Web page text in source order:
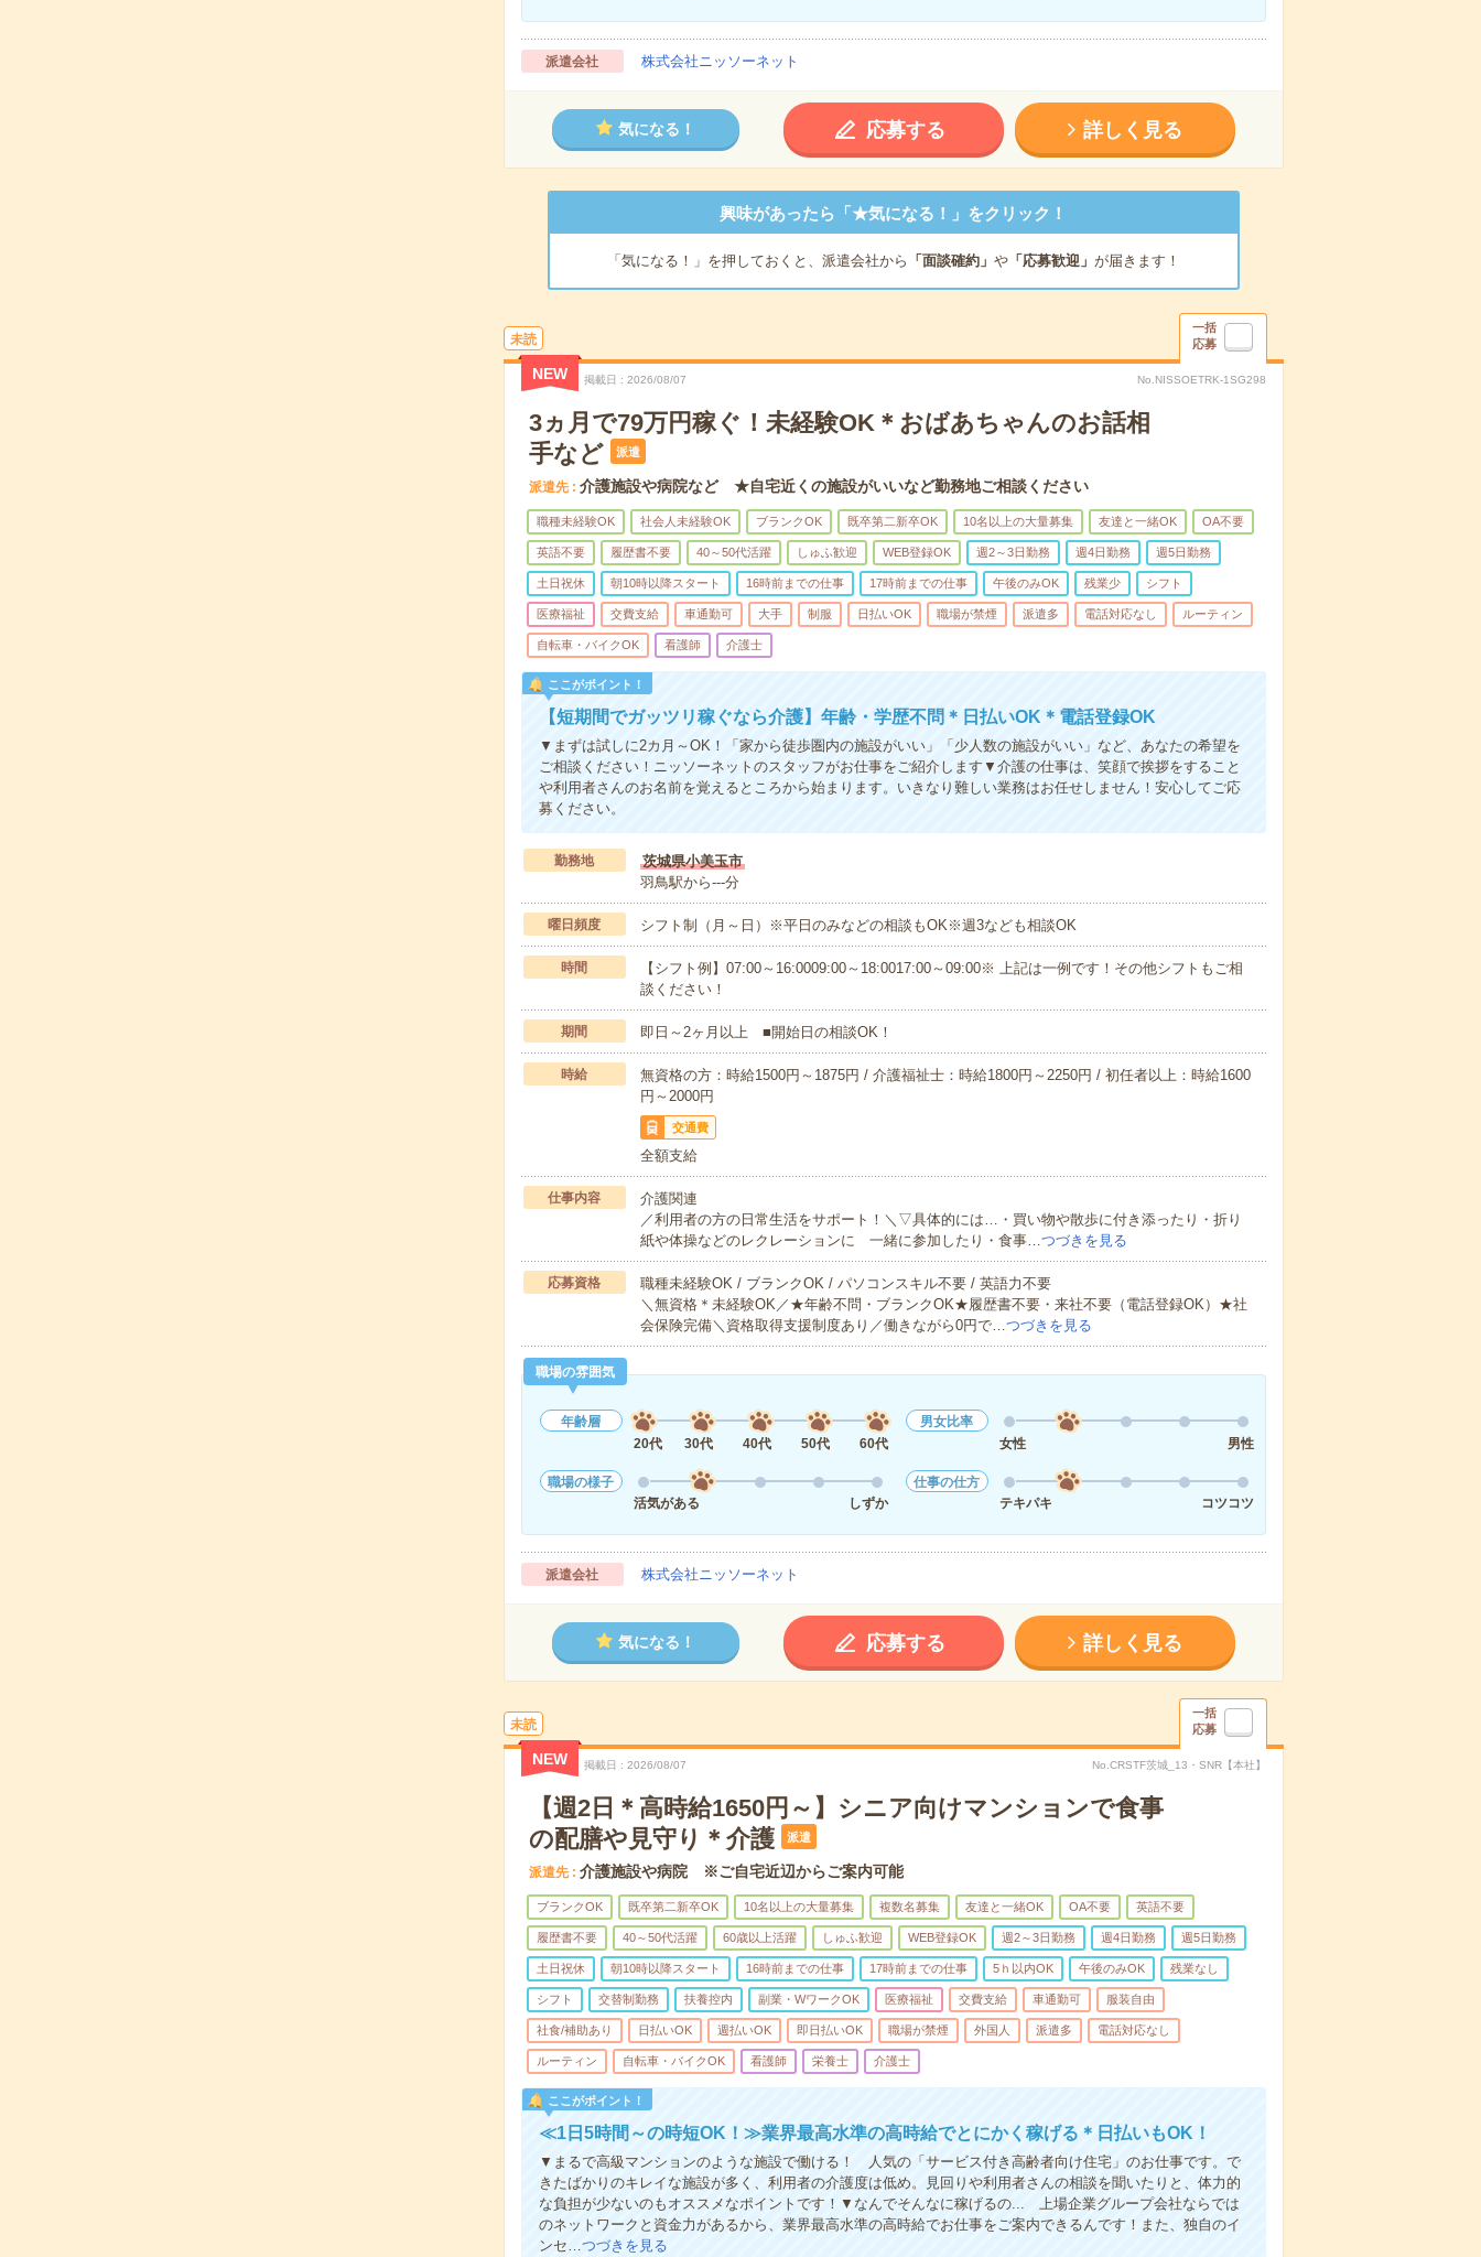
派遣会社 株式会社ニッソーネット
気になる！ 応募する 詳しく見る
興味があったら「★気になる！」をクリック！
「気になる！」を押しておくと、派遣会社から 「面談確約」 や「応募歓迎」 が届きます！
未読
一括
応募
NEW 掲載日 2026/08/07 No.NISSOETRK-1SG298
3ヵ月で79万円稼ぐ！未経験OK＊おばあちゃんのお話相
手など
派遣
派遣先 介護施設や病院など ★自宅近くの施設がいいなど勤務地ご相談ください
職種未経験OK 社会人未経験OK ブランクOK 既卒第二新卒OK 10名以上の大量募集 友達と一緒OK OA不要
英語不要 履歴書不要 40～50代活躍 しゅふ歓迎 WEB登録OK 週2～3日勤務 週4日勤務 週5日勤務
土日祝休 朝10時以降スタート 16時前までの仕事 17時前までの仕事 午後のみOK 残業少 シフト
医療福祉 交費支給 車通勤可 大手 制服 日払いOK 職場が禁煙 派遣多 電話対応なし ルーティン
自転車・バイクOK 看護師 介護士
ここがポイント！
【短期間でガッツリ稼ぐなら介護】年齢・学歴不問＊日払いOK＊電話登録OK
▼まずは試しに2カ月～OK！「家から徒歩圏内の施設がいい」「少人数の施設がいい」など、あなたの希望を
ご相談ください！ニッソーネットのスタッフがお仕事をご紹介します▼介護の仕事は、笑顔で挨拶をすること
や利用者さんのお名前を覚えるところから始まります。いきなり難しい業務はお任せしません！安心してご応
募ください。
勤務地
茨城県小美玉市
羽鳥駅から---分
曜日頻度 シフト制（月～日）※平日のみなどの相談もOK※週3なども相談OK
時間
【シフト例】07:00～16:0009:00～18:0017:00～09:00※ 上記は一例です！その他シフトもご相
談ください！
期間 即日～2ヶ月以上 ■開始日の相談OK！
時給
無資格の方：時給1500円～1875円 / 介護福祉士：時給1800円～2250円 / 初任者以上：時給1600
円～2000円
交通費
全額支給
仕事内容
介護関連
／利用者の方の日常生活をサポート！＼▽具体的には…・買い物や散歩に付き添ったり・折り
紙や体操などのレクレーションに 一緒に参加したり・食事…つづきを見る
応募資格
職種未経験OK / ブランクOK / パソコンスキル不要 / 英語力不要
＼無資格＊未経験OK／★年齢不問・ブランクOK★履歴書不要・来社不要（電話登録OK）★社
会保険完備＼資格取得支援制度あり／働きながら0円で…つづきを見る
職場の雰囲気
年齢層
20代
30代 40代 50代 60代
男女比率
女性
男性
職場の様子
活気がある
しずか
仕事の仕方
テキパキ
コツコツ
派遣会社 株式会社ニッソーネット
気になる！ 応募する 詳しく見る
未読
一括
応募
NEW 掲載日 2026/08/07 No.CRSTF茨城_13・SNR【本社】
【週2日＊高時給1650円～】シニア向けマンションで食事
の配膳や見守り＊介護
派遣
派遣先 介護施設や病院 ※ご自宅近辺からご案内可能
ブランクOK 既卒第二新卒OK 10名以上の大量募集 複数名募集 友達と一緒OK OA不要 英語不要
履歴書不要 40～50代活躍 60歳以上活躍 しゅふ歓迎 WEB登録OK 週2～3日勤務 週4日勤務 週5日勤務
土日祝休 朝10時以降スタート 16時前までの仕事 17時前までの仕事 5ｈ以内OK 午後のみOK 残業なし
シフト 交替制勤務 扶養控内 副業・WワークOK 医療福祉 交費支給 車通勤可 服装自由
社食/補助あり 日払いOK 週払いOK 即日払いOK 職場が禁煙 外国人 派遣多 電話対応なし
ルーティン 自転車・バイクOK 看護師 栄養士 介護士
ここがポイント！
≪1日5時間～の時短OK！≫業界最高水準の高時給でとにかく稼げる＊日払いもOK！
▼まるで高級マンションのような施設で働ける！ 人気の「サービス付き高齢者向け住宅」のお仕事です。で
きたばかりのキレイな施設が多く、利用者の介護度は低め。見回りや利用者さんの相談を聞いたりと、体力的
な負担が少ないのもオススメなポイントです！▼なんでそんなに稼げるの... 上場企業グループ会社ならでは
のネットワークと資金力があるから、業界最高水準の高時給でお仕事をご案内できるんです！また、独自のイ
ンセ…つづきを見る